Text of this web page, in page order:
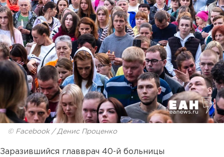
© Facebook / Денис Проценко
Заразившийся главврач 40-й больницы